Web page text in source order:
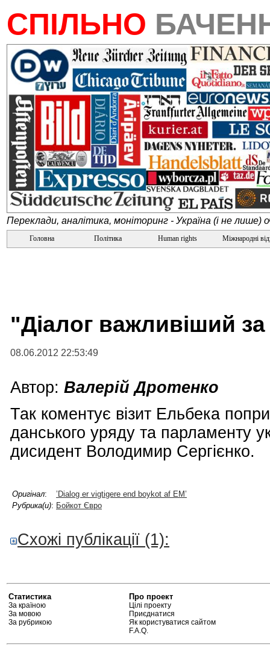
СПІЛЬНО
Переклади, аналітика, моніторинг - Україна (і не лише)
Головна Політика Human rights Міжнародні
"Діалог важливіший
08.06.2012 22:53:49
Автор: Валерій Дротенко
Так коментує візит Ельбека
данського уряду та парламенту
дисидент Володимир Сергієнко.
Оригінал:
’Dialog er vigtigere end boykot af EM’
Рубрика(и): Бойкот Євро
Схожі публікації (1):
Статистика
За країною
За мовою
За рубрикою
Про проект
Цілі проекту
Приєднатися
Як користуватися сайтом
F.A.Q.